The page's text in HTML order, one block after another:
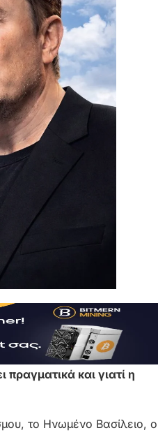
πραγματικά και γιατί η
το Ηνωμένο Βασίλειο, ο